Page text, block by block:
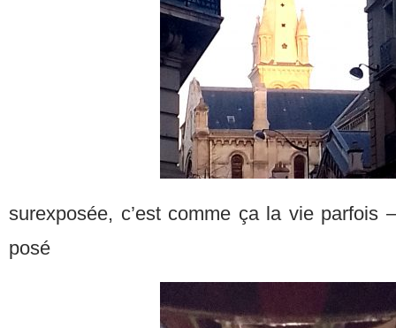
surexposée, c’est comme ça la vie parfois
posé